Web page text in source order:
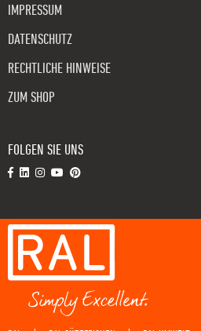
IMPRESSUM
DATENSCHUTZ
RECHTLICHE HINWEISE
ZUM SHOP
FOLGEN SIE UNS